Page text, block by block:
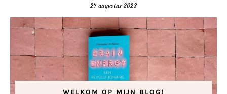
24 augustus 2023
WELKOM OP MIJN BLOG!